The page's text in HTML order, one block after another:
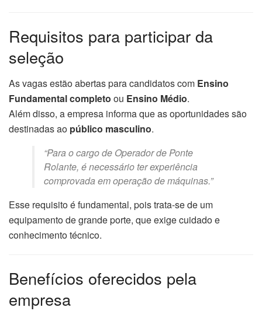
Requisitos para participar da
seleção
As vagas estão abertas para candidatos com Ensino
Fundamental completo ou Ensino Médio.
Além disso, a empresa informa que as oportunidades são
destinadas ao público masculino.
“Para o cargo de Operador de Ponte
Rolante, é necessário ter experiência
comprovada em operação de máquinas.”
Esse requisito é fundamental, pois trata-se de um
equipamento de grande porte, que exige cuidado e
conhecimento técnico.
Benefícios oferecidos pela
empresa